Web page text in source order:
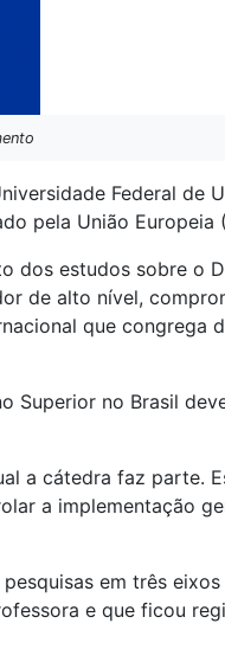
Federal de
pela União Europeia
dos estudos sobre o
de alto nível,
que congrega
Superior no Brasil
a cátedra faz parte.
a implementação
em três
e que ficou